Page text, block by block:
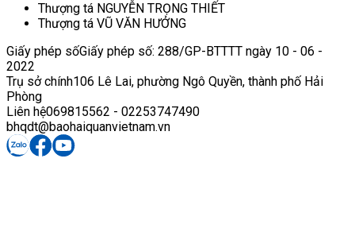
Thượng tá NGUYỄN TRỌNG THIẾT
Thượng tá VŨ VĂN HƯỞNG
Giấy phép sốGiấy phép số: 288/GP-BTTTT ngày 10 - 06 -
2022
Trụ sở chính106 Lê Lai, phường Ngô Quyền, thành phố Hải
Phòng
Liên hệ069815562 - 02253747490
bhqdt@baohaiquanvietnam.vn